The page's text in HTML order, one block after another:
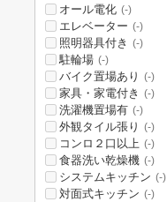
オール電化 (-)
エレベーター (-)
照明器具付き (-)
駐輪場 (-)
バイク置場あり (-)
家具・家電付き (-)
洗濯機置場有 (-)
外観タイル張り (-)
コンロ２口以上 (-)
食器洗い乾燥機 (-)
システムキッチン (-)
対面式キッチン (-)